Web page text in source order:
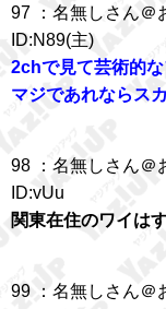
97 ：名無しさん＠
ID:N89(主)
2chで見て芸術的な
マジであれならス
98 ：名無しさん＠
ID:vUu
関東在住のワイは
99 ：名無しさん＠